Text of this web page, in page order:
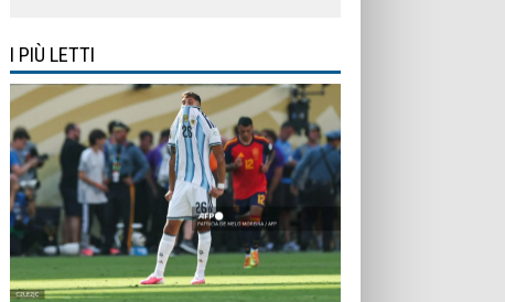
I PIÙ LETTI